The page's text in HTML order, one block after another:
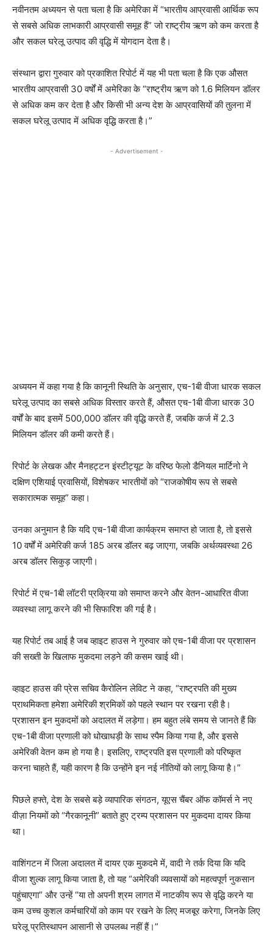
नवीनतम अध्ययन से पता चला है कि अमेरिका में “भारतीय आप्रवासी आर्थिक रूप
से सबसे अधिक लाभकारी आप्रवासी समूह हैं” जो राष्ट्रीय ऋण को कम करता है
और सकल घरेलू उत्पाद की वृद्धि में योगदान देता है।
संस्थान द्वारा गुरुवार को प्रकाशित रिपोर्ट में यह भी पता चला है कि एक औसत
भारतीय आप्रवासी 30 वर्षों में अमेरिका के “राष्ट्रीय ऋण को 1.6 मिलियन डॉलर
से अधिक कम कर देता है और किसी भी अन्य देश के आप्रवासियों की तुलना में
सकल घरेलू उत्पाद में अधिक वृद्धि करता है।”
- Advertisement -
अध्ययन में कहा गया है कि कानूनी स्थिति के अनुसार, एच-1बी वीजा धारक सकल
घरेलू उत्पाद का सबसे अधिक विस्तार करते हैं, औसत एच-1बी वीजा धारक 30
वर्षों के बाद इसमें 500,000 डॉलर की वृद्धि करते हैं, जबकि कर्ज में 2.3
मिलियन डॉलर की कमी करते हैं।
रिपोर्ट के लेखक और मैनहट्टन इंस्टीट्यूट के वरिष्ठ फेलो डैनियल मार्टिनो ने
दक्षिण एशियाई प्रवासियों, विशेषकर भारतीयों को “राजकोषीय रूप से सबसे
सकारात्मक समूह” कहा।
उनका अनुमान है कि यदि एच-1बी वीजा कार्यक्रम समाप्त हो जाता है, तो इससे
10 वर्षों में अमेरिकी कर्ज 185 अरब डॉलर बढ़ जाएगा, जबकि अर्थव्यवस्था 26
अरब डॉलर सिकुड़ जाएगी।
रिपोर्ट में एच-1बी लॉटरी प्रक्रिया को समाप्त करने और वेतन-आधारित वीजा
व्यवस्था लागू करने की भी सिफारिश की गई है।
यह रिपोर्ट तब आई है जब व्हाइट हाउस ने गुरुवार को एच-1बी वीजा पर प्रशासन
की सख्ती के खिलाफ मुकदमा लड़ने की कसम खाई थी।
व्हाइट हाउस की प्रेस सचिव कैरोलिन लेविट ने कहा, “राष्ट्रपति की मुख्य
प्राथमिकता हमेशा अमेरिकी श्रमिकों को पहले स्थान पर रखना रही है।
प्रशासन इन मुकदमों को अदालत में लड़ेगा। हम बहुत लंबे समय से जानते हैं कि
एच-1बी वीजा प्रणाली को धोखाधड़ी के साथ स्पैम किया गया है, और इससे
अमेरिकी वेतन कम हो गया है। इसलिए, राष्ट्रपति इस प्रणाली को परिष्कृत
करना चाहते हैं, यही कारण है कि उन्होंने इन नई नीतियों को लागू किया है।”
पिछले हफ्ते, देश के सबसे बड़े व्यापारिक संगठन, यूएस चैंबर ऑफ कॉमर्स ने नए
वीज़ा नियमों को “गैरकानूनी” बताते हुए ट्रम्प प्रशासन पर मुकदमा दायर किया
था।
वाशिंगटन में जिला अदालत में दायर एक मुकदमे में, वादी ने तर्क दिया कि यदि
वीजा शुल्क लागू किया जाता है, तो यह “अमेरिकी व्यवसायों को महत्वपूर्ण नुकसान
पहुंचाएगा” और उन्हें “या तो अपनी श्रम लागत में नाटकीय रूप से वृद्धि करने या
कम उच्च कुशल कर्मचारियों को काम पर रखने के लिए मजबूर करेगा, जिनके लिए
घरेलू प्रतिस्थापन आसानी से उपलब्ध नहीं हैं।”